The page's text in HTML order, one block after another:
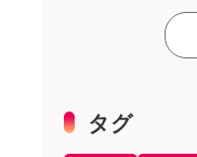
スーパーマー
機器
タグ